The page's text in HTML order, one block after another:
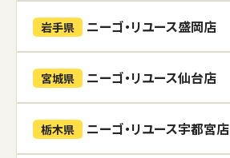
岩手県 ニーゴ・リユース盛岡店
宮城県 ニーゴ・リユース仙台店
栃木県 ニーゴ・リユース宇都宮店